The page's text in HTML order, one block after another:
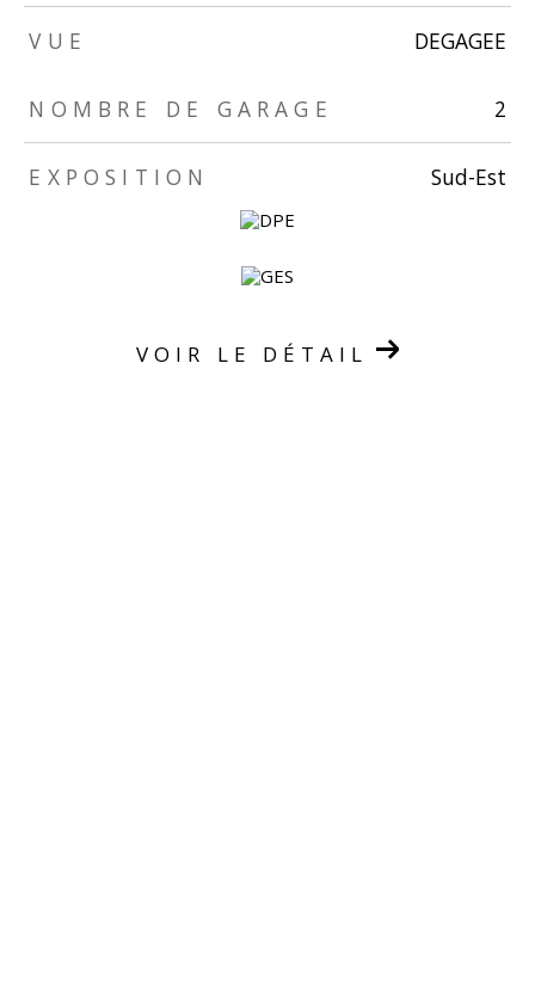
VUE DEGAGEE
TRAD_ZEPHYR_Caracteristique TRAD_ZEPHYR_Valeurs
NOMBRE DE GARAGE 2
EXPOSITION Sud-Est
VOIR LE DÉTAIL